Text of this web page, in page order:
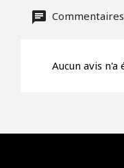
Aucun avis